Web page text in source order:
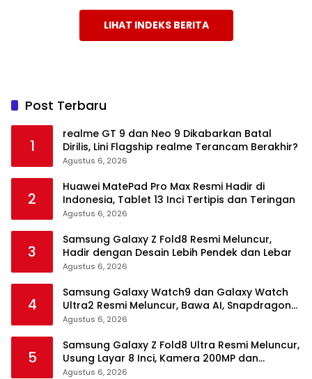
LIHAT INDEKS BERITA
Post Terbaru
1
realme GT 9 dan Neo 9 Dikabarkan Batal
Dirilis, Lini Flagship realme Terancam Berakhir?
Agustus 6, 2026
2
Huawei MatePad Pro Max Resmi Hadir di
Indonesia, Tablet 13 Inci Tertipis dan Teringan
Agustus 6, 2026
3
Samsung Galaxy Z Fold8 Resmi Meluncur,
Hadir dengan Desain Lebih Pendek dan Lebar
Agustus 6, 2026
4
Samsung Galaxy Watch9 dan Galaxy Watch
Ultra2 Resmi Meluncur, Bawa AI, Snapdragon
Wear Elite, dan Fitur Kesehatan Baru
Agustus 6, 2026
5
Samsung Galaxy Z Fold8 Ultra Resmi Meluncur,
Usung Layar 8 Inci, Kamera 200MP dan
Snapdragon 8 Elite Gen 5
Agustus 6, 2026